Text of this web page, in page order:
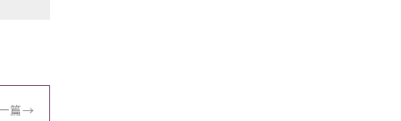
篇→